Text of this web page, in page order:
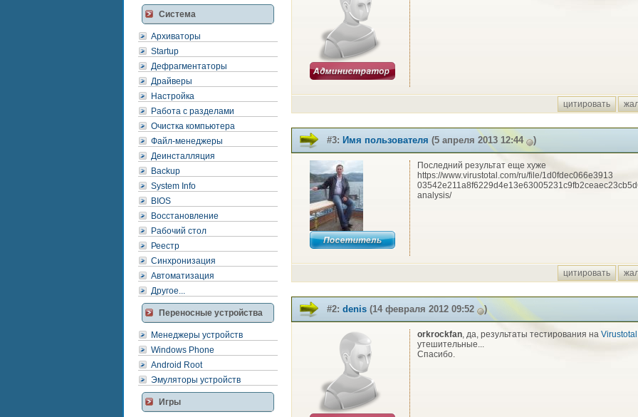
Система
Архиваторы
Startup
Дефрагментаторы
Драйверы
Настройка
Работа с разделами
Очистка компьютера
Файл-менеджеры
Деинсталляция
Backup
System Info
BIOS
Восстановление
Рабочий стол
Реестр
Синхронизация
Автоматизация
Другое...
Переносные устройства
Менеджеры устройств
Windows Phone
Android Root
Эмуляторы устройств
Игры
цитировать
#3: Имя пользователя (5 апреля 2013 12:44 )
Последний результат еще хуже
https://www.virustotal.com/ru/file/1d0fdec066e3913
analysis/
цитировать
#2: denis (14 февраля 2012 09:52 )
orkrockfan, да, результаты тестирования на Virustotal
утешительные...
Спасибо.